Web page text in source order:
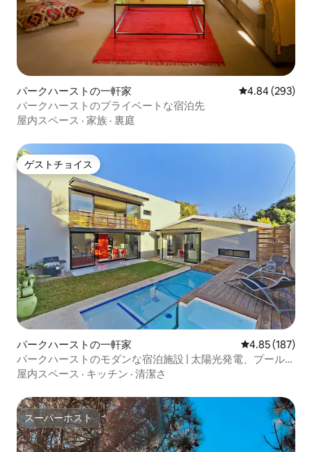
パークハーストの一軒家 レビュー293
4.84 (293)
パークハーストのプライベートな宿泊先
屋内スペース · 家族 · 裏庭
ゲストチョイス
ゲストチョイス
パークハーストの一軒家 レビュー187
4.85 (187)
パークハーストのモダンな宿泊施設 | 太陽光発電、プール、
ジャグジー
屋内スペース · キッチン · 清潔さ
スーパーホスト
スーパーホスト